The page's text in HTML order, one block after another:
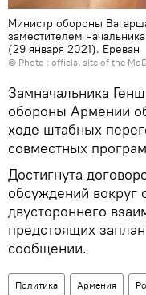
Министр обороны
заместителем
(29 января 2021). Еревaн
© Photo : official site of the
Замначальника
обороны Армении
ходе штабных
совместных
Достигнута
обсуждений вокруг
двустороннего
предстоящих
сообщении.
Политика Армения